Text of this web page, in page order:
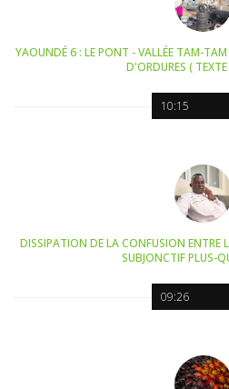
10:15
YAOUNDÉ 6 : LE PONT - VALLÉE TAM-
D'ORDURES (
09:26
DISSIPATION DE LA CONFUSION ENTRE
SUBJONCTIF PLUS-